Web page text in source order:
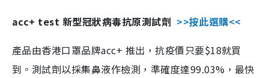
acc+ test 新型冠狀病毒抗原測試劑 >>按此選購<<
產品由香港口罩品牌acc+ 推出，抗疫價只要$18就買
到。測試劑以採集鼻液作檢測，準確度達99.03%，最快